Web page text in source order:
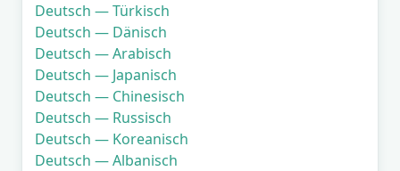
Deutsch — Türkisch
Deutsch — Dänisch
Deutsch — Arabisch
Deutsch — Japanisch
Deutsch — Chinesisch
Deutsch — Russisch
Deutsch — Koreanisch
Deutsch — Albanisch